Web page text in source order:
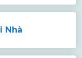
Nhà